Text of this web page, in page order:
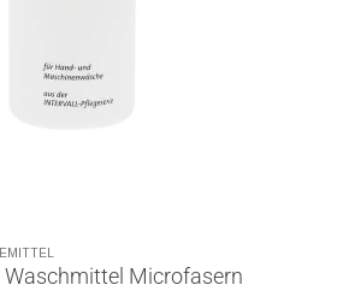
Waschmittel Microfasern